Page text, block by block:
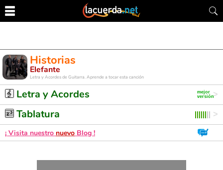
Historias
Elefante
Letra y Acordes de Guitarra. Aprende a tocar esta canción
Letra y Acordes
Tablatura
¡ Visita nuestro nuevo Blog !